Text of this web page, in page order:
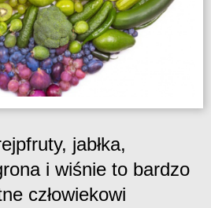
jabłka,
i wiśnie to bardzo
człowiekowi